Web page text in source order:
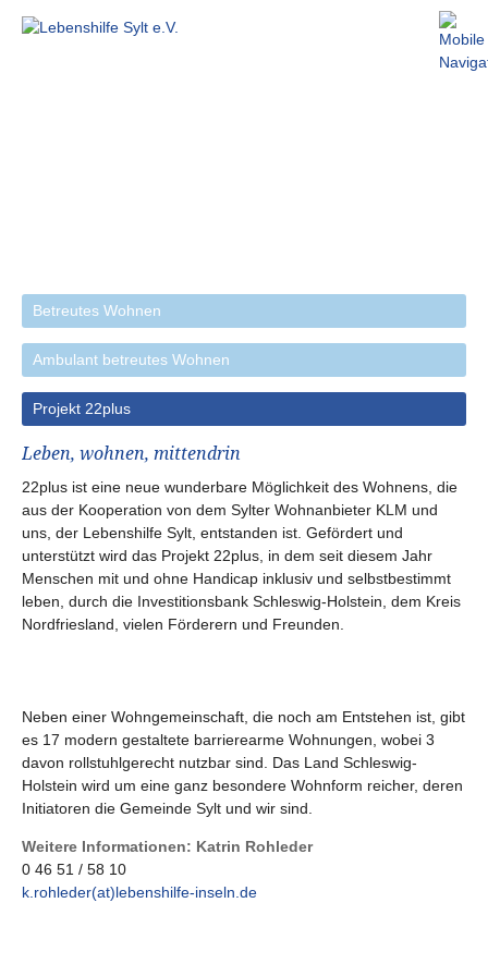
Betreutes Wohnen
Ambulant betreutes Wohnen
Projekt 22plus
Leben, wohnen, mittendrin
22plus ist eine neue wunderbare Möglichkeit des Wohnens, die
aus der Kooperation von dem Sylter Wohnanbieter KLM und
uns, der Lebenshilfe Sylt, entstanden ist. Gefördert und
unterstützt wird das Projekt 22plus, in dem seit diesem Jahr
Menschen mit und ohne Handicap inklusiv und selbstbestimmt
leben, durch die Investitionsbank Schleswig-Holstein, dem Kreis
Nordfriesland, vielen Förderern und Freunden.
Neben einer Wohngemeinschaft, die noch am Entstehen ist, gibt
es 17 modern gestaltete barrierearme Wohnungen, wobei 3
davon rollstuhlgerecht nutzbar sind. Das Land Schleswig-
Holstein wird um eine ganz besondere Wohnform reicher, deren
Initiatoren die Gemeinde Sylt und wir sind.
Weitere Informationen: Katrin Rohleder
0 46 51 / 58 10
k.rohleder(at)lebenshilfe-inseln.de